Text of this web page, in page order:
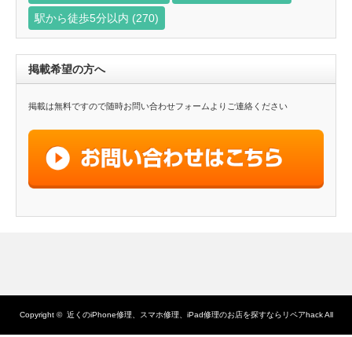
駅から徒歩5分以内 (270)
掲載希望の方へ
掲載は無料ですので随時お問い合わせフォームよりご連絡ください
Copyright © 近くのiPhone修理、スマホ修理、iPad修理のお店を探すならリペアhackAll